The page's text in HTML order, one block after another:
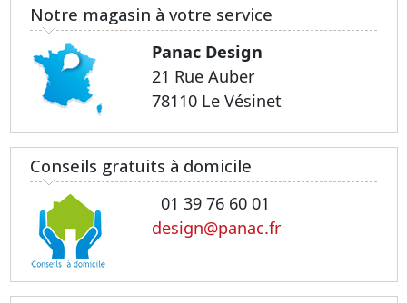
Notre magasin à votre service
Panac Design
21 Rue Auber
78110 Le Vésinet
Conseils gratuits à domicile
01 39 76 60 01
design@panac.fr